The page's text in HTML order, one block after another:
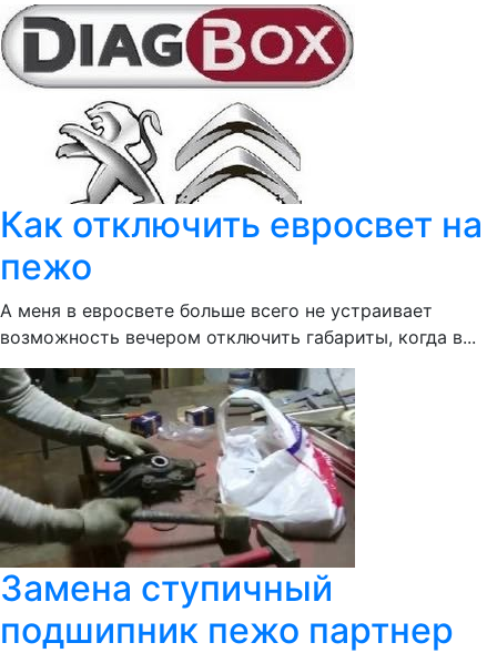
Как отключить евросвет на
пежо
А меня в евросвете больше всего не устраивает
возможность вечером отключить габариты, когда в...
Замена ступичный
подшипник пежо партнер